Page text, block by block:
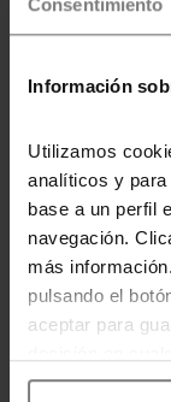
Consentimiento
Información
Utilizamos
analíticos y
base a un perfil
navegación.
más
pulsando el
aceptar para